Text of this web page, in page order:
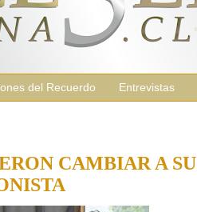
del Recuerdo Entrevistas
CAMBIAR A SU